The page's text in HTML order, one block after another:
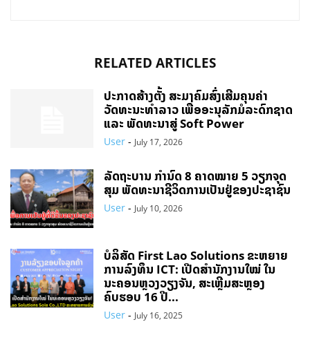
RELATED ARTICLES
ປະກາດສ້າງຕັ້ງ ສະມາຄົມສົ່ງເສີມຄຸນຄ່າ
ວັດທະນະທຳລາວ ເພື່ອອະນຸລັກມໍລະດົກຊາດ
ແລະ ພັດທະນາສູ່ Soft Power
User - July 17, 2026
ລັດຖະບານ ກຳນົດ 8 ຄາດໝາຍ 5 ວຽກຈຸດ
ສຸມ ພັດທະນາຊີວິດການເປັນຢູ່ຂອງປະຊາຊົນ
User - July 10, 2026
ບໍລິສັດ First Lao Solutions ຂະຫຍາຍ
ການລົງທຶນ ICT: ເປີດສຳນັກງານໃໝ່ ໃນ
ນະຄອນຫຼວງວຽງຈັນ, ສະເຫຼີມສະຫຼອງ
ຄົບຮອບ 16 ປີ...
User - July 16, 2025